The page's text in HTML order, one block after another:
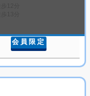
会員限定